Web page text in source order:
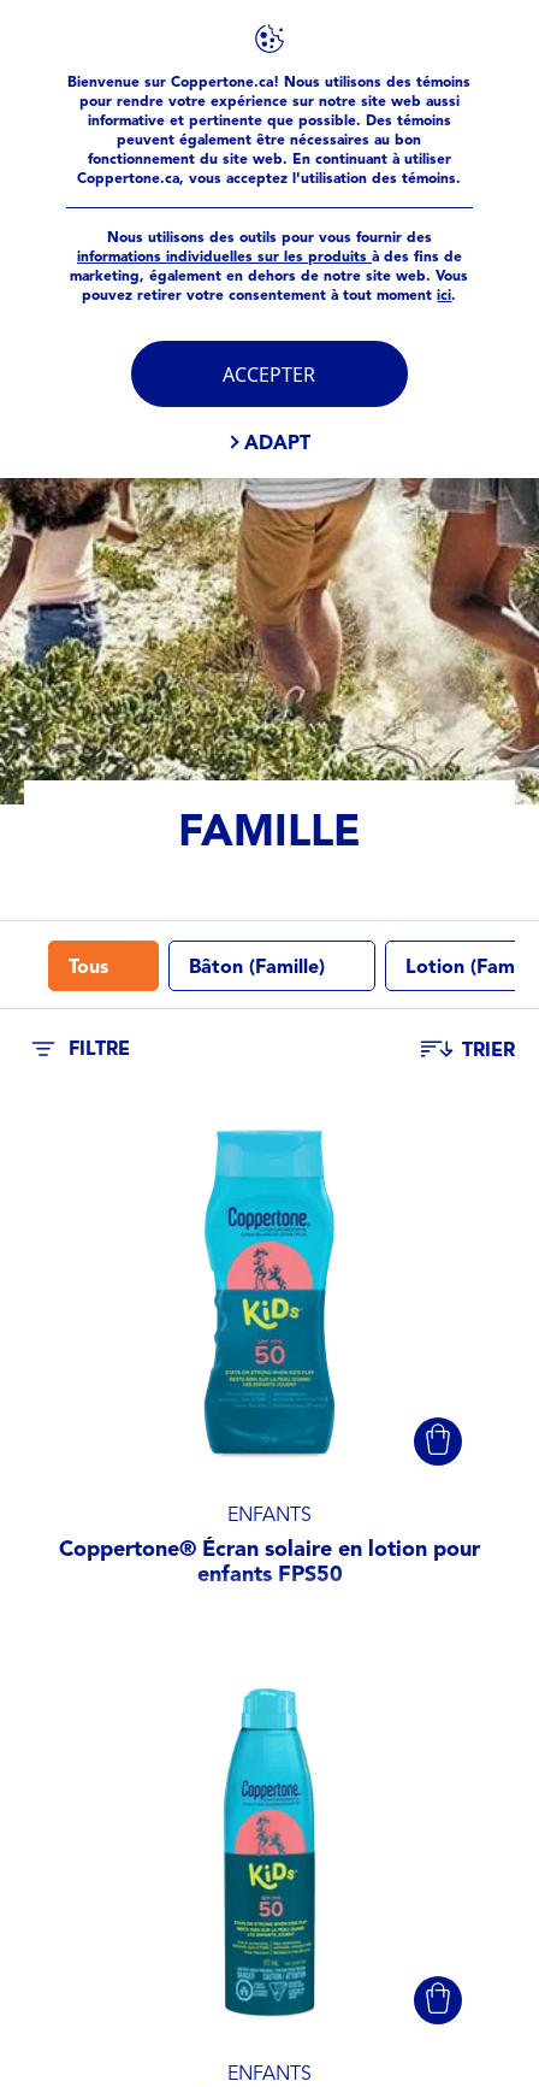
Bienvenue sur Coppertone.ca! Nous utilisons des témoins
pour rendre votre expérience sur notre site web aussi
informative et pertinente que possible. Des témoins
peuvent également être nécessaires au bon
fonctionnement du site web. En continuant à utiliser
Coppertone.ca, vous acceptez l'utilisation des témoins.
Nous utilisons des outils pour vous fournir des
informations individuelles sur les produits à des fins de
marketing, également en dehors de notre site web. Vous
pouvez retirer votre consentement à tout momentici.
ACCEPTER
ADAPT
Produits Famille
FAMILLE
Tous Bâton (Famille) Lotion
FILTRE TRIER
TYPE DE PRODUIT
Bâton (Famille)
Lotion (Famille)
Vaporisateur (Famille)
Format pratique
Formule légère
Hydratant
Hypoallergène
Non-irritant
Protection UVA/UVB
Résistant à l’eau (80 minutes)
FACTEUR DE PROTECTION SOLAIRE
FILTRES SÉLECTIONNÉS
ENFANTS
Coppertone® Écran solaire en lotion pour
enfants FPS50
ENFANTS